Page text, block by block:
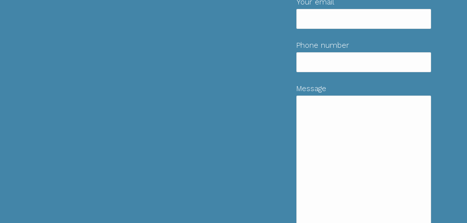
Your email
Phone number
Message